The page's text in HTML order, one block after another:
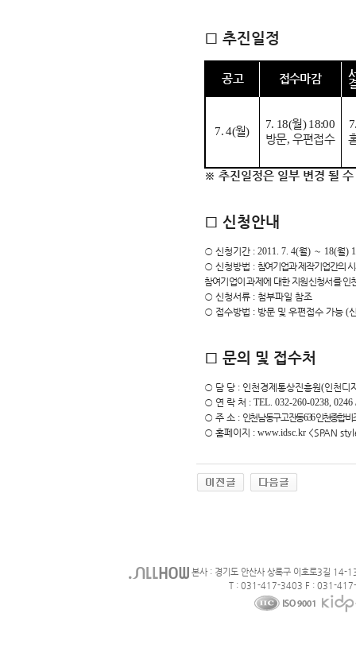
□ 추진일정
공 고 접수마감
7. 4(월)
7. 18(월) 18:00
방문, 우편접수
※ 추진일정은 일부 변경 될 수
□ 신청안내
○ 신청기간 : 2011. 7. 4(월) ∼ 18(월)
○ 신청방법 : 참여기업과 제작기업간의
참여기업이 과제에 대한 지원신청서를 인
○ 신청서류 : 첨부파일 참조
○ 접수방법 : 방문 및 우편접수 가능 (
□ 문의 및 접수처
○ 담 당 : 인천경제통상진흥원(인천디
○ 연 락 처 : TEL. 032-260-0238,
○ 주 소 : 인천 남동구 고잔동636인천종합비
○ 홈페이지 : www.idsc.kr <SPAN
본사 : 경기도 안산사 상록구 이호로3길 14-
T : 031-417-3403 F : 031-